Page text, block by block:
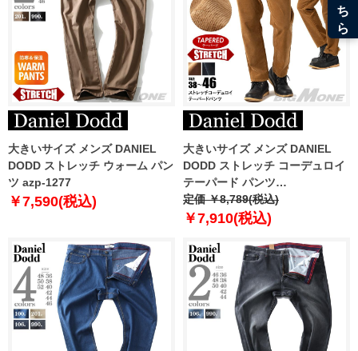
大きいサイズ メンズ DANIEL
DODD ストレッチ ウォーム パン
ツ azp-1277
￥7,590(税込)
大きいサイズ メンズ DANIEL
DODD ストレッチ コーデュロイ
テーパード パンツ
azp250501201t 【t2502】
定価 ￥8,789(税込)
￥7,910(税込)